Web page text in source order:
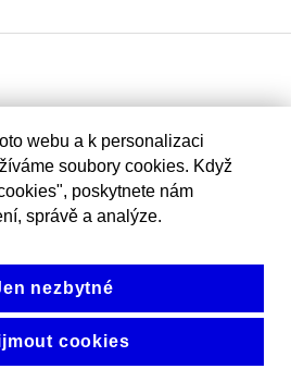
webu a k personalizaci
soubory cookies. Když
poskytnete nám
správě a analýze.
nezbytné
cookies